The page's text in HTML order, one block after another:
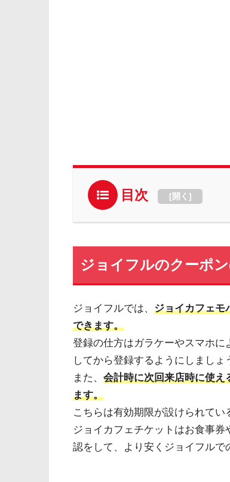
目次 [開く ]
ジョイフルのクーポ
ジョイフルでは、 ジョイカフェモ
できます。
登録の仕方はガラケーやスマホ
してから登録するようにしましょ
また、 会計時に次回来店時に使え
ます。
こちらは有効期限が設けられてい
ジョイカフェチケットはお食事
認をして、より安くジョイフルで